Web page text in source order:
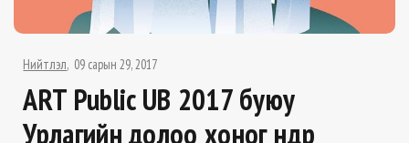
Нийтлэл 09 сарын 29, 2017
ART Public UB 2017 буюу
Урлагийн долоо хоног өнөөдөр